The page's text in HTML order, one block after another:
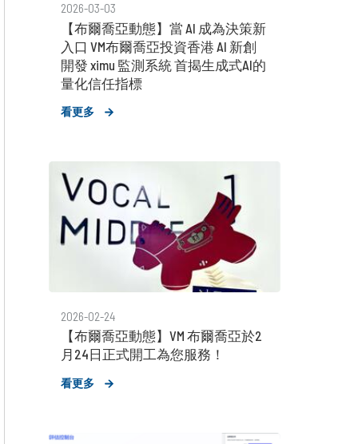
2026-03-03
【布爾喬亞動態】當 AI 成為決策新
入口 VM布爾喬亞投資香港 AI 新創
開發 ximu 監測系統 首揭生成式AI的
量化信任指標
看更多
2026-02-24
【布爾喬亞動態】VM 布爾喬亞於2
月24日正式開工為您服務！
看更多